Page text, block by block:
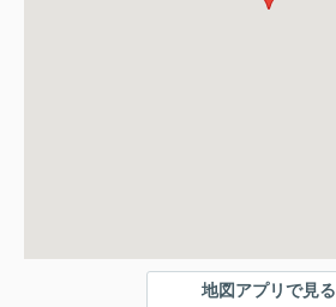
地図アプリで見る